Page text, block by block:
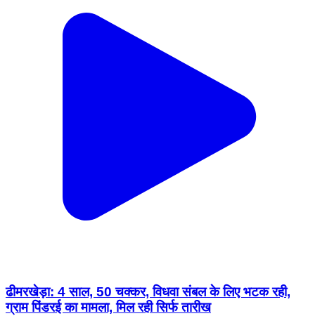
ढीमरखेड़ा: 4 साल, 50 चक्कर, विधवा संबल के लिए भटक रही,
ग्राम पिंडरई का मामला, मिल रही सिर्फ तारीख